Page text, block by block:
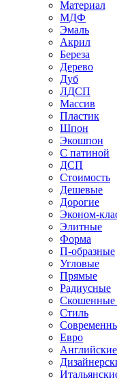
Материал
МДФ
Эмаль
Акрил
Береза
Дерево
Дуб
ЛДСП
Массив
Пластик
Шпон
Экошпон
С патиной
ДСП
Стоимость
Дешевые
Дорогие
Эконом-
Элитные
Форма
П-образные
Угловые
Прямые
Радиусные
Скошенные
Стиль
Евро
Английские